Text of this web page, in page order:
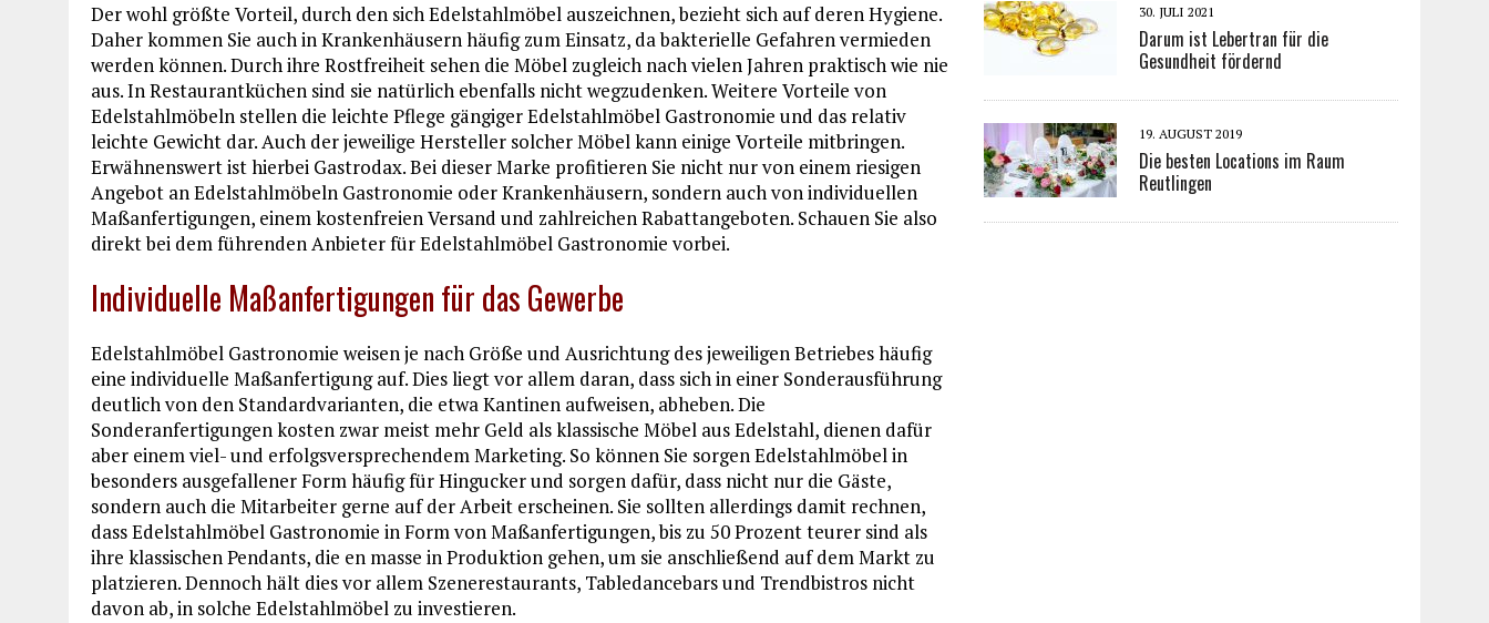
Der wohl größte Vorteil, durch den sich Edelstahlmöbel auszeichnen, bezieht sich auf deren Hygiene.
Daher kommen Sie auch in Krankenhäusern häufig zum Einsatz, da bakterielle Gefahren vermieden
werden können. Durch ihre Rostfreiheit sehen die Möbel zugleich nach vielen Jahren praktisch wie nie
aus. In Restaurantküchen sind sie natürlich ebenfalls nicht wegzudenken. Weitere Vorteile von
Edelstahlmöbeln stellen die leichte Pflege gängiger Edelstahlmöbel Gastronomie und das relativ
leichte Gewicht dar. Auch der jeweilige Hersteller solcher Möbel kann einige Vorteile mitbringen.
Erwähnenswert ist hierbei Gastrodax. Bei dieser Marke profitieren Sie nicht nur von einem riesigen
Angebot an Edelstahlmöbeln Gastronomie oder Krankenhäusern, sondern auch von individuellen
Maßanfertigungen, einem kostenfreien Versand und zahlreichen Rabattangeboten. Schauen Sie also
direkt bei dem führenden Anbieter für Edelstahlmöbel Gastronomie vorbei.
Individuelle Maßanfertigungen für das Gewerbe
Edelstahlmöbel Gastronomie weisen je nach Größe und Ausrichtung des jeweiligen Betriebes häufig
eine individuelle Maßanfertigung auf. Dies liegt vor allem daran, dass sich in einer Sonderausführung
deutlich von den Standardvarianten, die etwa Kantinen aufweisen, abheben. Die
Sonderanfertigungen kosten zwar meist mehr Geld als klassische Möbel aus Edelstahl, dienen dafür
aber einem viel- und erfolgsversprechendem Marketing. So können Sie sorgen Edelstahlmöbel in
besonders ausgefallener Form häufig für Hingucker und sorgen dafür, dass nicht nur die Gäste,
sondern auch die Mitarbeiter gerne auf der Arbeit erscheinen. Sie sollten allerdings damit rechnen,
dass Edelstahlmöbel Gastronomie in Form von Maßanfertigungen, bis zu 50 Prozent teurer sind als
ihre klassischen Pendants, die en masse in Produktion gehen, um sie anschließend auf dem Markt zu
platzieren. Dennoch hält dies vor allem Szenerestaurants, Tabledancebars und Trendbistros nicht
davon ab, in solche Edelstahlmöbel zu investieren.
30. JULI 2021
Darum ist Lebertran für die
Gesundheit fördernd
19. AUGUST 2019
Die besten Locations im Raum
Reutlingen